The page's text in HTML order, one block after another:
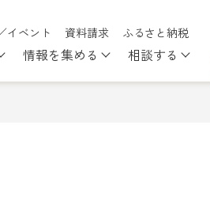
イベント 資料請求 ふるさと納税
移住を考える
submenu for 行ってみる
情報を集める Show submenu
相談する